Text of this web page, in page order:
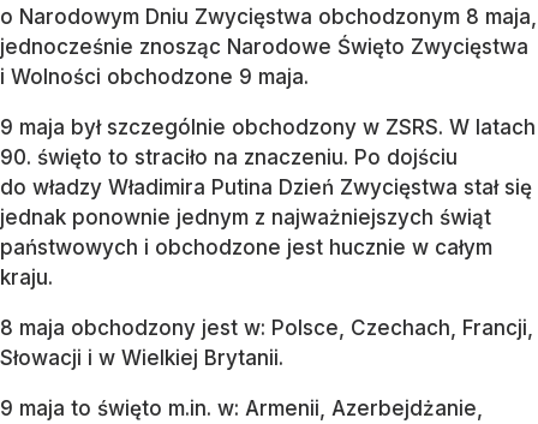
o Narodowym Dniu Zwycięstwa obchodzonym 8 maja,
jednocześnie znosząc Narodowe Święto Zwycięstwa
i Wolności obchodzone 9 maja.
9 maja był szczególnie obchodzony w ZSRS. W latach
90. święto to straciło na znaczeniu. Po dojściu
do władzy Władimira Putina Dzień Zwycięstwa stał się
jednak ponownie jednym z najważniejszych świąt
państwowych i obchodzone jest hucznie w całym
kraju.
8 maja obchodzony jest w: Polsce, Czechach, Francji,
Słowacji i w Wielkiej Brytanii.
9 maja to święto m.in. w: Armenii, Azerbejdżanie,